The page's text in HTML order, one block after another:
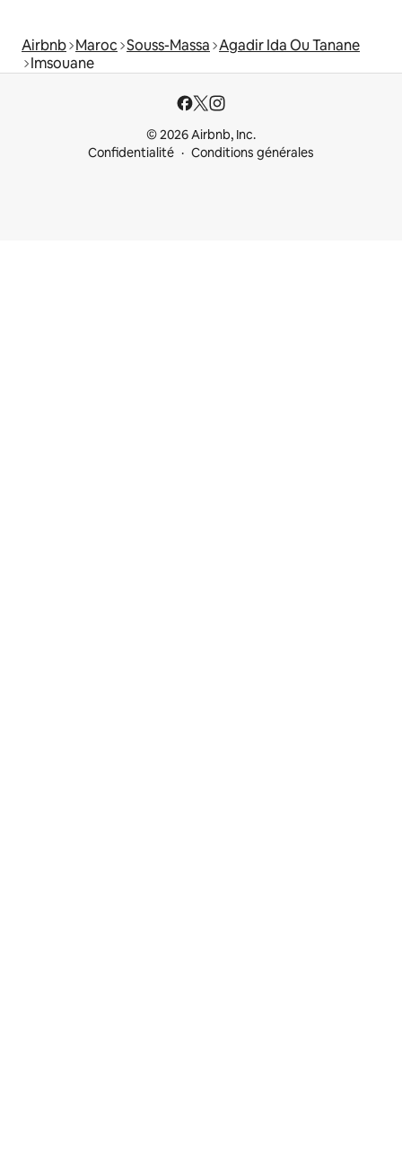
Airbnb Maroc Souss-Massa Agadir Ida Ou Tanane
Imsouane
© 2026 Airbnb, Inc.
Confidentialité
Conditions générales